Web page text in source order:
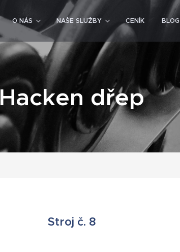
O NÁS NAŠE SLUŽBY CENÍK BLOG
Hacken dřep
Stroj č. 8